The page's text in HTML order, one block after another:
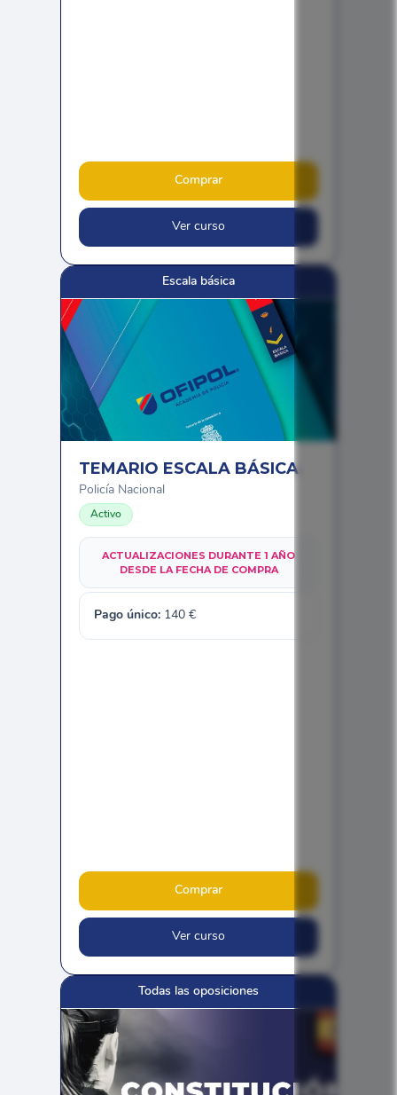
Comprar
Ver curso
Escala básica
TEMARIO ESCALA BÁSICA
Policía Nacional
Activo
ACTUALIZACIONES DURANTE 1 AÑO
DESDE LA FECHA DE COMPRA
Pago único: 140 €
Comprar
Ver curso
Todas las oposiciones